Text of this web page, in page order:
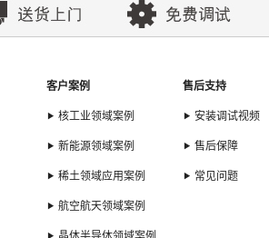
客户案例
核工业领域案例
新能源领域案例
稀土领域应用案例
航空航天领域案例
售后支持
安装调试视频
售后保障
常见问题